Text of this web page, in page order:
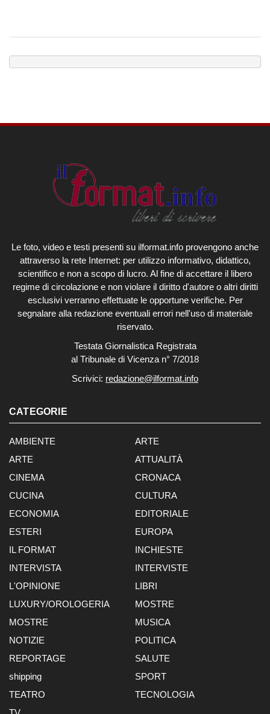
Le foto, video e testi presenti su ilformat.info provengono anche
attraverso la rete Internet: per utilizzo informativo, didattico,
scientifico e non a scopo di lucro. Al fine di accettare il libero
regime di circolazione e non violare il diritto d'autore o altri diritti
esclusivi verranno effettuate le opportune verifiche. Per
segnalare alla redazione eventuali errori nell'uso di materiale
riservato.
Testata Giornalistica Registrata
al Tribunale di Vicenza n° 7/2018
Scrivici: redazione@ilformat.info
CATEGORIE
AMBIENTE
ARTE
ARTE
ATTUALITÀ
CINEMA
CRONACA
CUCINA
CULTURA
ECONOMIA
EDITORIALE
ESTERI
EUROPA
IL FORMAT
INCHIESTE
INTERVISTA
INTERVISTE
L'OPINIONE
LIBRI
LUXURY/OROLOGERIA
MOSTRE
MOSTRE
MUSICA
NOTIZIE
POLITICA
REPORTAGE
SALUTE
shipping
SPORT
TEATRO
TECNOLOGIA